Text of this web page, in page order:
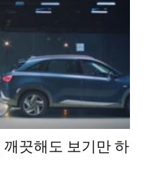
끗해도 보기만 하